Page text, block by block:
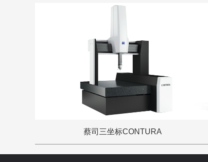
蔡司三坐标CONTURA